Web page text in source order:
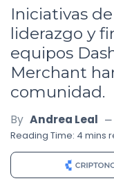
Iniciativas
liderazgo y
equipos
Merchant
comunidad.
By Andrea Leal
Reading Time: 4 mins